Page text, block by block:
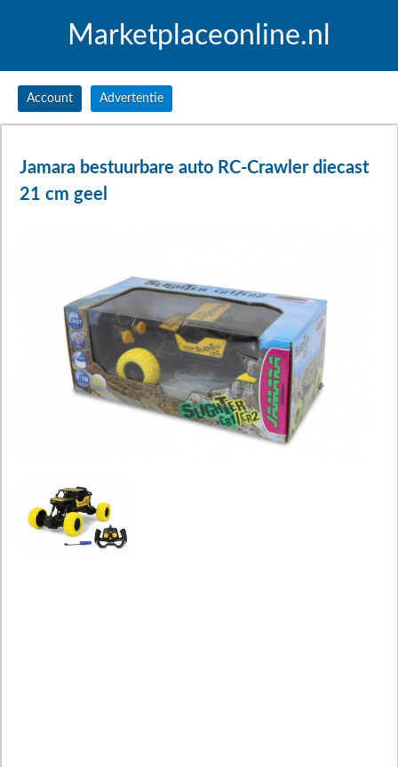
Marketplaceonline.nl
Account Advertentie
Jamara bestuurbare auto RC-Crawler diecast
21 cm geel